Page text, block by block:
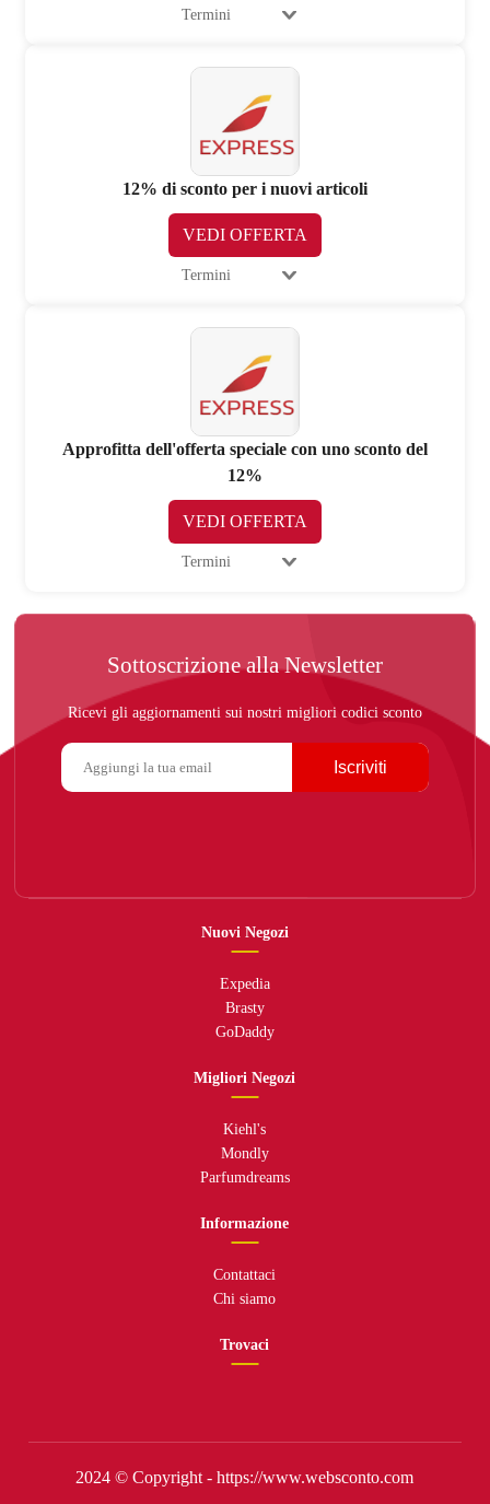
Termini
12% di sconto per i nuovi articoli
VEDI OFFERTA
Termini
Approfitta dell'offerta speciale con uno sconto del
12%
VEDI OFFERTA
Termini
Sottoscrizione alla Newsletter
Ricevi gli aggiornamenti sui nostri migliori codici sconto
Iscriviti
Nuovi Negozi
Expedia
Brasty
GoDaddy
Migliori Negozi
Kiehl's
Mondly
Parfumdreams
Informazione
Contattaci
Chi siamo
Trovaci
2024 © Copyright - https://www.websconto.com